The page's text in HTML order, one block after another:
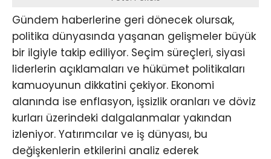
Gündem haberlerine geri dönecek olursak,
politika dünyasında yaşanan gelişmeler büyük
bir ilgiyle takip ediliyor. Seçim süreçleri, siyasi
liderlerin açıklamaları ve hükümet politikaları
kamuoyunun dikkatini çekiyor. Ekonomi
alanında ise enflasyon, işsizlik oranları ve döviz
kurları üzerindeki dalgalanmalar yakından
izleniyor. Yatırımcılar ve iş dünyası, bu
değişkenlerin etkilerini analiz ederek